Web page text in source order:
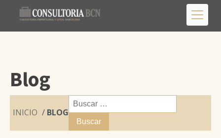
Blog
INICIO / BLOG
Buscar: